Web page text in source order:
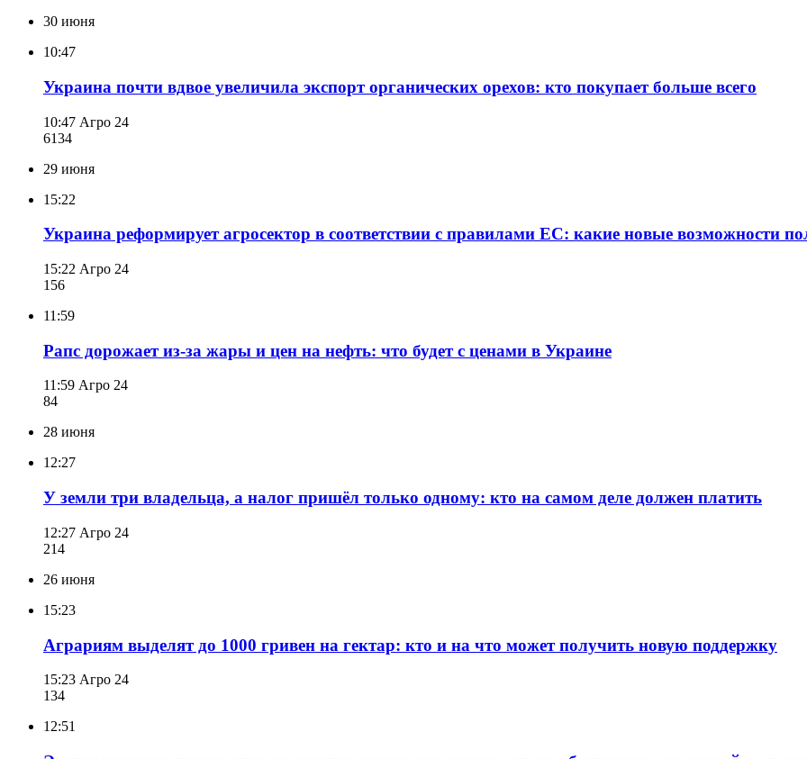
30 июня
10:47
Украина почти вдвое увеличила экспорт органических орехов: кто покупает больше всего
10:47 Агро 24
6134
29 июня
15:22
Украина реформирует агросектор в соответствии с правилами ЕС: какие новые возможности
15:22 Агро 24
156
11:59
Рапс дорожает из-за жары и цен на нефть: что будет с ценами в Украине
11:59 Агро 24
84
28 июня
12:27
У земли три владельца, а налог пришёл только одному: кто на самом деле должен платить
12:27 Агро 24
214
26 июня
15:23
Аграриям выделят до 1000 гривен на гектар: кто и на что может получить новую поддержку
15:23 Агро 24
134
12:51